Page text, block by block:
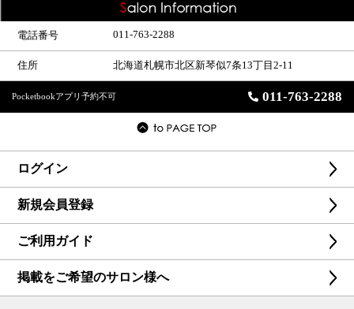
電話番号 011-763-2288
住所 北海道札幌市北区新琴似7条13丁目2-11
Pocketbookアプリ予約不可 011-763-2288
ログイン
新規会員登録
ご利用ガイド
掲載をご希望のサロン様へ